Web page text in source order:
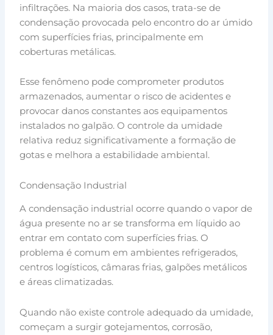
infiltrações. Na maioria dos casos, trata-se de
condensação provocada pelo encontro do ar úmido
com superfícies frias, principalmente em
coberturas metálicas.
Esse fenômeno pode comprometer produtos
armazenados, aumentar o risco de acidentes e
provocar danos constantes aos equipamentos
instalados no galpão. O controle da umidade
relativa reduz significativamente a formação de
gotas e melhora a estabilidade ambiental.
Condensação Industrial
A condensação industrial ocorre quando o vapor de
água presente no ar se transforma em líquido ao
entrar em contato com superfícies frias. O
problema é comum em ambientes refrigerados,
centros logísticos, câmaras frias, galpões metálicos
e áreas climatizadas.
Quando não existe controle adequado da umidade,
começam a surgir gotejamentos, corrosão,